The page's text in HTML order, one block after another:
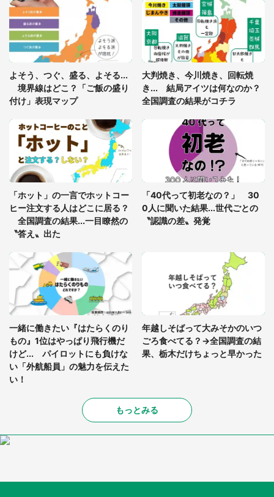
「閉所恐怖症の私は新幹線で大パニック。隣席の青
年に『手を繋いで』とお願いしたら...」 体験談に
8万人感動
グっちゃってた〝野生の野菜〟に6.5万人戦慄
「○○がない街に住んでいます」住人の呟きに30万
人驚がく 何が存在しないか、あなたはわかる？
「修学旅行に途中参加する娘を送って行ったら、真
っ暗な道で遭難状態。なんとか見つけた民家に助け
を求めると、住人の男性が...」
よそう、つぐ、盛る、よそる...
境界線はどこ？「ご飯の盛り
付け」表現マップ
大判焼き、今川焼き、回転焼
き... 結局アイツは何なのか？
全国調査の結果がコチラ
「ホット」の一言でホットコー
ヒー注文する人はどこに居る？
全国調査の結果...一目瞭然の
〝答え〟出た
「40代って初老なの？」 30
0人に聞いた結果...世代ごとの
〝認識の差〟発覚
一緒に働きたい『はたらくのり
もの』1位はやっぱり飛行機だ
けど... パイロットにも負けな
い「外航船員」の魅力を伝えた
い！
年越しそばって大みそかのいつ
ごろ食べてる？→全国調査の結
果、栃木だけちょっと早かった
もっとみる